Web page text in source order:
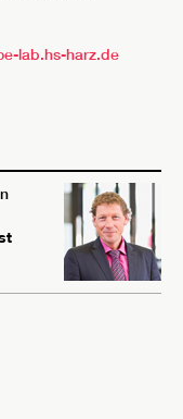
lab.hs-harz.de